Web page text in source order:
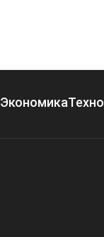
ЭкономикаТехно